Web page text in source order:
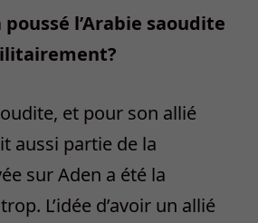
poussé l’Arabie saoudite
et pour son allié
aussi partie de la
sur Aden a été la
L’idée d’avoir un allié